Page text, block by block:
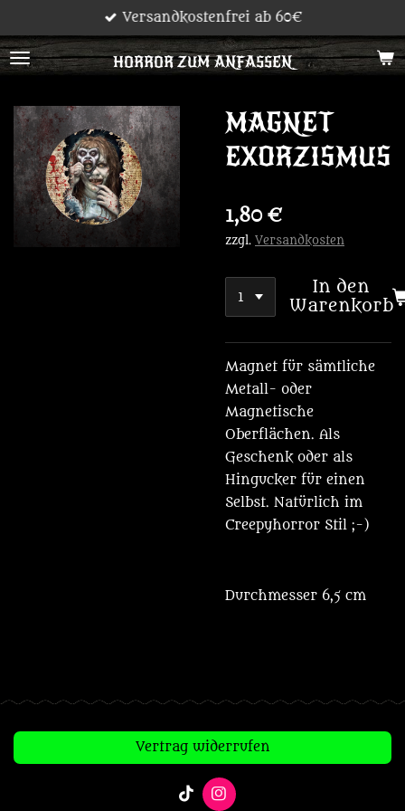
Hauptinhalt
springen
HORROR ZUM ANFASSEN
Versandkostenfrei ab 60€
MAGNET
EXORZISMUS
1,80 €
zzgl. Versandkosten
In den
Warenkorb
Magnet für sämtliche
Metall- oder
Magnetische
Oberflächen. Als
Geschenk oder als
Hingucker für einen
Selbst. Natürlich im
Creepyhorror Stil ;-)
Durchmesser 6,5 cm
Vertrag widerrufen
T
I